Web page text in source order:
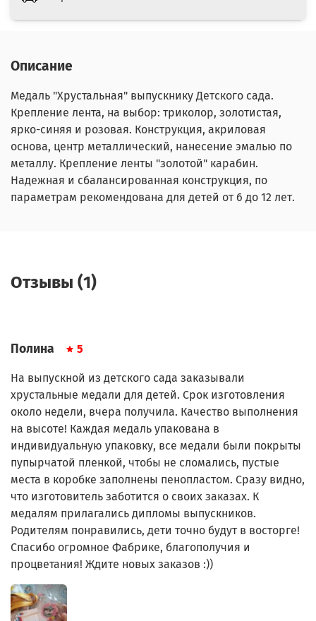
Описание
Медаль "Хрустальная" выпускнику Детского сада.
Крепление лента, на выбор: триколор, золотистая,
ярко-синяя и розовая. Конструкция, акриловая
основа, центр металлический, нанесение эмалью по
металлу. Крепление ленты "золотой" карабин.
Надежная и сбалансированная конструкция, по
параметрам рекомендована для детей от 6 до 12 лет.
Отзывы (1)
Полина 5
На выпускной из детского сада заказывали
хрустальные медали для детей. Срок изготовления
около недели, вчера получила. Качество выполнения
на высоте! Каждая медаль упакована в
индивидуальную упаковку, все медали были покрыты
пупырчатой пленкой, чтобы не сломались, пустые
места в коробке заполнены пенопластом. Сразу видно,
что изготовитель заботится о своих заказах. К
медалям прилагались дипломы выпускников.
Родителям понравились, дети точно будут в восторге!
Спасибо огромное Фабрике, благополучия и
процветания! Ждите новых заказов :))